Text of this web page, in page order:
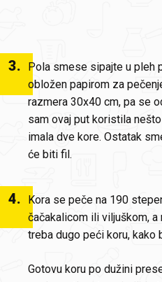
3.
Pola smese sipajte u pleh
obložen papirom za
razmera 30x40 cm, pa se
sam ovaj put koristila
imala dve kore. Ostatak
će biti fil.
4.
Kora se peče na 190
čačakalicom ili viljuškom, a
treba dugo peći koru, kako
Gotovu koru po dužini